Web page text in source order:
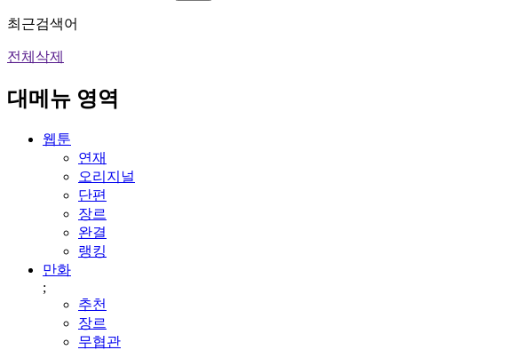
최근검색어
전체삭제
대메뉴 영역
웹툰
연재
오리지널
단편
장르
완결
랭킹
만화
;
추천
장르
무협관